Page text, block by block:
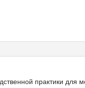
практики для